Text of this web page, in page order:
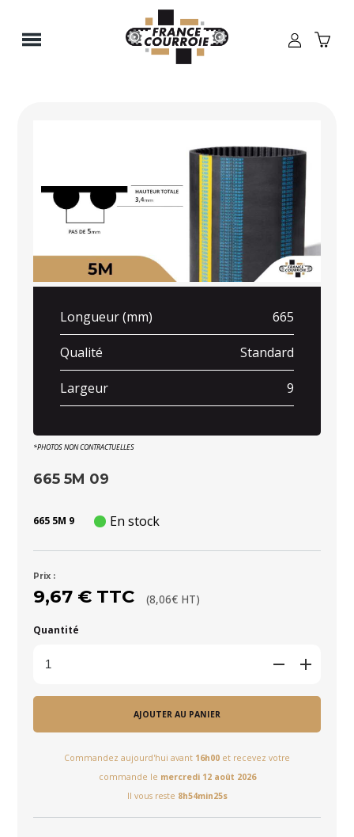
Longueur (mm) 665
Qualité Standard
Largeur 9
*PHOTOS NON CONTRACTUELLES
665 5M 09
665 5M 9 En stock
Prix :
9,67 € TTC (8,06€ HT)
Quantité
AJOUTER AU PANIER
Commandez aujourd'hui avant 16h00 et recevez votre
commande le mercredi 12 août 2026
Il vous reste 8h54min25s
Panneau de gestion des cookies